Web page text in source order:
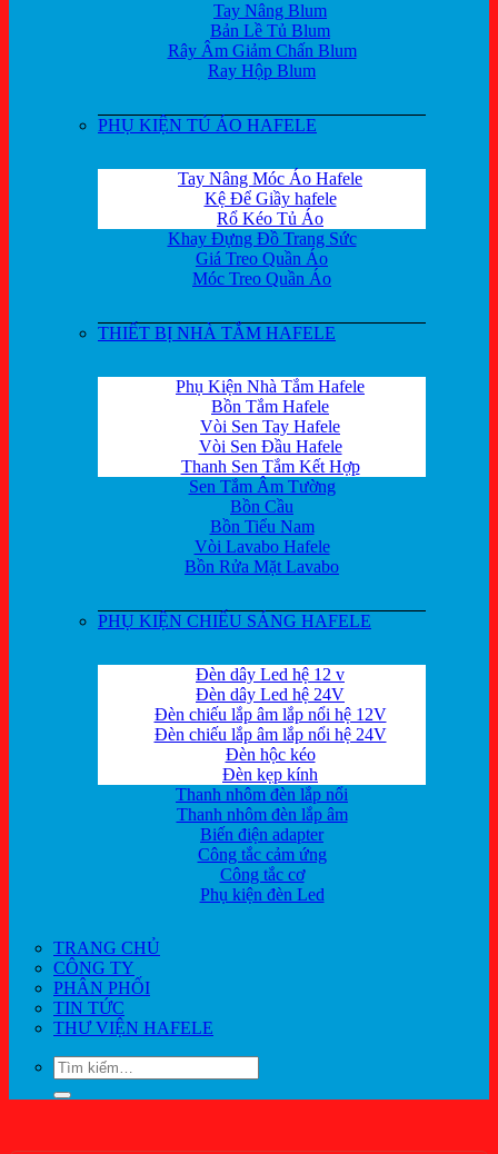
Tay Nâng Blum
Bản Lề Tủ Blum
Rây Âm Giảm Chấn Blum
Ray Hộp Blum
PHỤ KIỆN TỦ ÁO HAFELE
Tay Nâng Móc Áo Hafele
Kệ Để Giầy hafele
Rổ Kéo Tủ Áo
Khay Đựng Đồ Trang Sức
Giá Treo Quần Áo
Móc Treo Quần Áo
THIẾT BỊ NHÀ TẮM HAFELE
Phụ Kiện Nhà Tắm Hafele
Bồn Tắm Hafele
Vòi Sen Tay Hafele
Vòi Sen Đầu Hafele
Thanh Sen Tắm Kết Hợp
Sen Tắm Âm Tường
Bồn Cầu
Bồn Tiểu Nam
Vòi Lavabo Hafele
Bồn Rửa Mặt Lavabo
PHỤ KIỆN CHIẾU SÁNG HAFELE
Đèn dây Led hệ 12 v
Đèn dây Led hệ 24V
Đèn chiếu lắp âm lắp nổi hệ 12V
Đèn chiếu lắp âm lắp nổi hệ 24V
Đèn hộc kéo
Đèn kẹp kính
Thanh nhôm đèn lắp nổi
Thanh nhôm đèn lắp âm
Biến điện adapter
Công tắc cảm ứng
Công tắc cơ
Phụ kiện đèn Led
TRANG CHỦ
CÔNG TY
PHÂN PHỐI
TIN TỨC
THƯ VIỆN HAFELE
Tìm
kiếm: